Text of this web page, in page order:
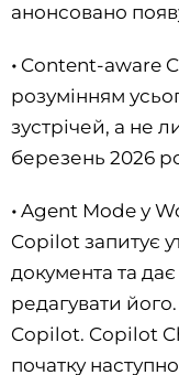
анонсовано
• Content-aware
розумінням
зустрічей, а не
березень 2026
• Agent Mode у
Copilot запитує
документа та
редагувати
Copilot. Copilot
початку